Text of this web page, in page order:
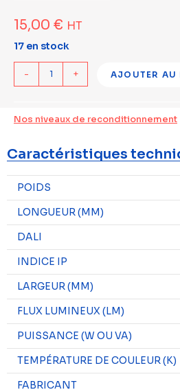
15,00 € HT
17 en stock
- + AJOUTER AU
Nos niveaux de reconditionnement
Caractéristiques
POIDS
LONGUEUR (MM)
DALI
INDICE IP
LARGEUR (MM)
FLUX LUMINEUX (LM)
PUISSANCE (W OU VA)
TEMPÉRATURE DE COULEUR (K)
FABRICANT